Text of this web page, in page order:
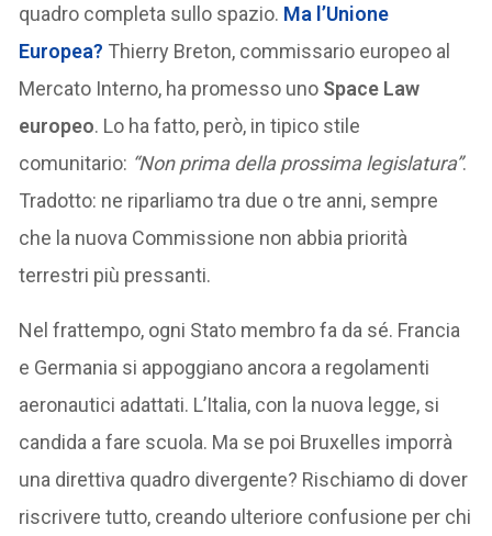
quadro completa sullo spazio. Ma l’Unione
Europea? Thierry Breton, commissario europeo al
Mercato Interno, ha promesso uno Space Law
europeo. Lo ha fatto, però, in tipico stile
comunitario: “Non prima della prossima legislatura”.
Tradotto: ne riparliamo tra due o tre anni, sempre
che la nuova Commissione non abbia priorità
terrestri più pressanti.
Nel frattempo, ogni Stato membro fa da sé. Francia
e Germania si appoggiano ancora a regolamenti
aeronautici adattati. L’Italia, con la nuova legge, si
candida a fare scuola. Ma se poi Bruxelles imporrà
una direttiva quadro divergente? Rischiamo di dover
riscrivere tutto, creando ulteriore confusione per chi